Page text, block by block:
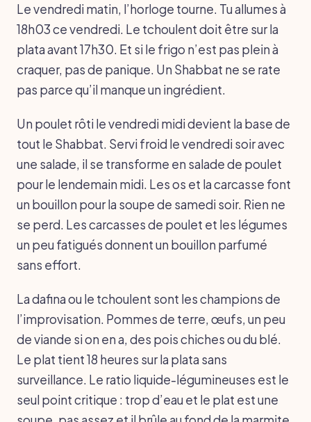
Le vendredi matin, l’horloge tourne. Tu allumes à
18h03 ce vendredi. Le tchoulent doit être sur la
plata avant 17h30. Et si le frigo n’est pas plein à
craquer, pas de panique. Un Shabbat ne se rate
pas parce qu’il manque un ingrédient.
Un poulet rôti le vendredi midi devient la base de
tout le Shabbat. Servi froid le vendredi soir avec
une salade, il se transforme en salade de poulet
pour le lendemain midi. Les os et la carcasse font
un bouillon pour la soupe de samedi soir. Rien ne
se perd. Les carcasses de poulet et les légumes
un peu fatigués donnent un bouillon parfumé
sans effort.
La dafina ou le tchoulent sont les champions de
l’improvisation. Pommes de terre, œufs, un peu
de viande si on en a, des pois chiches ou du blé.
Le plat tient 18 heures sur la plata sans
surveillance. Le ratio liquide-légumineuses est le
seul point critique : trop d’eau et le plat est une